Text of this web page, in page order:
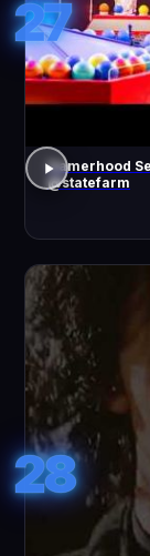
27
Gamerhood
@statefarm
28